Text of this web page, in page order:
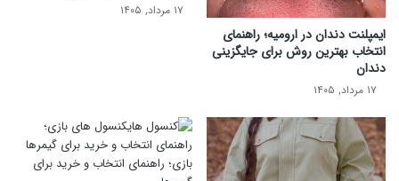
ایمپلنت دندان در ارومیه؛ راهنمای
انتخاب بهترین روش برای جایگزینی
دندان
۱۷ مرداد, ۱۴۰۵
۱۷ مرداد, ۱۴۰۵